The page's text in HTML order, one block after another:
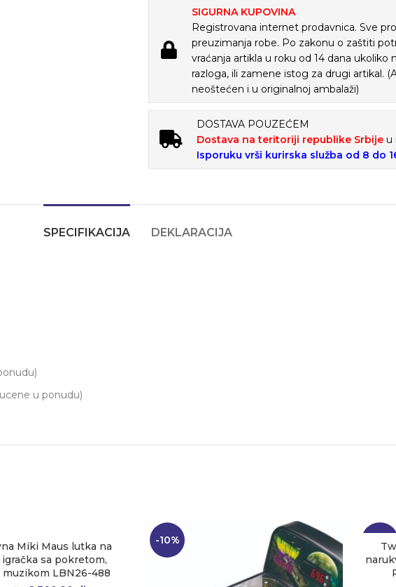
SIGURNA KUPOVINA
Registrovana internet prodavnica. Sve
preuzimanja robe. Po zakonu o zaštiti
vraćanja artikla u roku od 14 dana ukoliko
razloga, ili zamene istog za drugi artikal.
neoštećen i u originalnoj ambalaži)
DOSTAVA POUZEĆEM
Dostava na teritoriji republike Srbije u
Isporuku vrši kurirska služba od 8 do
SPECIFIKACIJA DEKLARACIJA
u ponudu)
Miki Maus lutka na
sa pokretom,
LBN26-488
-10% -24%